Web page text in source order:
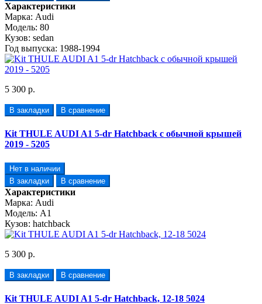
Характеристики
Марка: Audi
Модель: 80
Кузов: sedan
Год выпуска: 1988-1994
5 300 р.
В закладки В сравнение
Kit THULE AUDI A1 5-dr Hatchback с обычной крышей
2019 - 5205
Нет в наличии
В закладки
В сравнение
Характеристики
Марка: Audi
Модель: A1
Кузов: hatchback
5 300 р.
В закладки В сравнение
Kit THULE AUDI A1 5-dr Hatchback, 12-18 5024